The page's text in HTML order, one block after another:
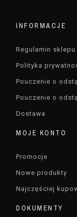
INFORMACJE
Regulamin sklepu
Polityka
Pouczenie o
Pouczenie o
Dostawa
MOJE KONTO
Promocje
Nowe produkty
Najczęściej
DOKUMENTY